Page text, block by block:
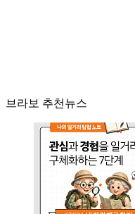
브라보 추천뉴스